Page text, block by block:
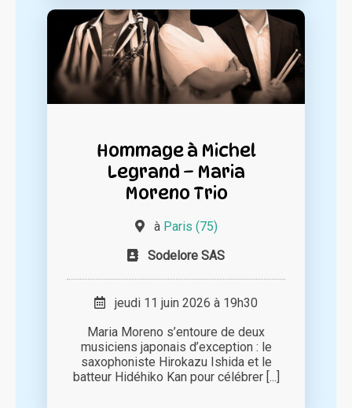
Hommage à Michel
Legrand – Maria
Moreno Trio
à Paris (75)
Sodelore SAS
jeudi 11 juin 2026 à 19h30
Maria Moreno s’entoure de deux
musiciens japonais d’exception : le
saxophoniste Hirokazu Ishida et le
batteur Hidéhiko Kan pour célébrer [...]